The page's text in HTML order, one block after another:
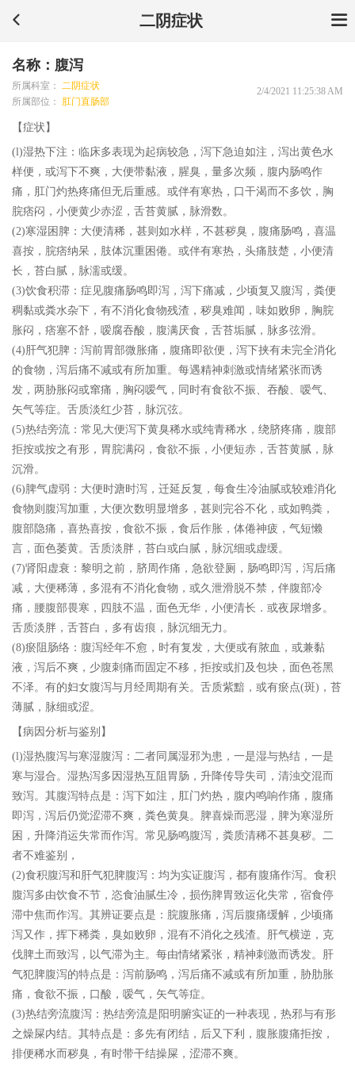
二阴症状
名称：腹泻
所属科室： 二阴症状
所属部位： 肛门直肠部
2/4/2021 11:25:38 AM
【症状】
(l)湿热下注：临床多表现为起病较急，泻下急迫如注，泻出黄色水
样便，或泻下不爽，大便带黏液，腥臭，量多次频，腹内肠鸣作
痛，肛门灼热疼痛但无后重感。或伴有寒热，口干渴而不多饮，胸
脘痞闷，小便黄少赤涩，舌苔黄腻，脉滑数。
(2)寒湿困脾：大便清稀，甚则如水样，不甚秽臭，腹痛肠鸣，喜温
喜按，脘痞纳呆，肢体沉重困倦。或伴有寒热，头痛肢楚，小便清
长，苔白腻，脉濡或缓。
(3)饮食积滞：症见腹痛肠鸣即泻，泻下痛减，少顷复又腹泻，粪便
稠黏或粪水杂下，有不消化食物残渣，秽臭难闻，味如败卵，胸脘
胀闷，痞塞不舒，嗳腐吞酸，腹满厌食，舌苔垢腻，脉多弦滑。
(4)肝气犯脾：泻前胃部微胀痛，腹痛即欲便，泻下挟有未完全消化
的食物，泻后痛不减或有所加重。每遇精神刺激或情绪紧张而诱
发，两胁胀闷或窜痛，胸闷嗳气，同时有食欲不振、吞酸、嗳气、
矢气等症。舌质淡红少苔，脉沉弦。
(5)热结旁流：常见大便泻下黄臭稀水或纯青稀水，绕脐疼痛，腹部
拒按或按之有形，胃脘满闷，食欲不振，小便短赤，舌苔黄腻，脉
沉滑。
(6)脾气虚弱：大便时溏时泻，迁延反复，每食生冷油腻或较难消化
食物则腹泻加重，大便次数明显增多，甚则完谷不化，或如鸭粪，
腹部隐痛，喜热喜按，食欲不振，食后作胀，体倦神疲，气短懒
言，面色萎黄。舌质淡胖，苔白或白腻，脉沉细或虚缓。
(7)肾阳虚衰：黎明之前，脐周作痛，急欲登厕，肠鸣即泻，泻后痛
减，大便稀薄，多混有不消化食物，或久泄滑脱不禁，伴腹部冷
痛，腰腹部畏寒，四肢不温，面色无华，小便清长．或夜尿增多。
舌质淡胖，舌苔白，多有齿痕，脉沉细无力。
(8)瘀阻肠络：腹泻经年不愈，时有复发，大便或有脓血，或兼黏
液，泻后不爽，少腹刺痛而固定不移，拒按或扪及包块，面色苍黑
不泽。有的妇女腹泻与月经周期有关。舌质紫黯，或有瘀点(斑)，苔
薄腻，脉细或涩。
【病因分析与鉴别】
(l)湿热腹泻与寒湿腹泻：二者同属湿邪为患，一是湿与热结，一是
寒与湿合。湿热泻多因湿热互阻胃肠，升降传导失司，清浊交混而
致泻。其腹泻特点是：泻下如注，肛门灼热，腹内鸣响作痛，腹痛
即泻，泻后仍觉涩滞不爽，粪色黄臭。脾喜燥而恶湿，脾为寒湿所
困，升降消运失常而作泻。常见肠鸣腹泻，粪质清稀不甚臭秽。二
者不难鉴别，
(2)食积腹泻和肝气犯脾腹泻：均为实证腹泻，都有腹痛作泻。食积
腹泻多由饮食不节，恣食油腻生冷，损伤脾胃致运化失常，宿食停
滞中焦而作泻。其辨证要点是：脘腹胀痛，泻后腹痛缓解，少顷痛
泻又作，挥下稀粪，臭如败卵，混有不消化之残渣。肝气横逆，克
伐脾土而致泻，以气滞为主。每由情绪紧张，精神刺激而诱发。肝
气犯脾腹泻的特点是：泻前肠鸣，泻后痛不减或有所加重，胁肋胀
痛，食欲不振，口酸，嗳气，矢气等症。
(3)热结旁流腹泻：热结旁流是阳明腑实证的一种表现，热邪与有形
之燥屎内结。其特点是：多先有闭结，后又下利，腹胀腹痛拒按，
排便稀水而秽臭，有时带干结操屎，涩滞不爽。